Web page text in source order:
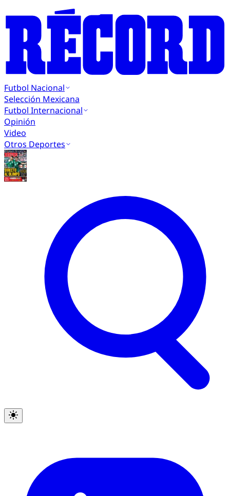
Futbol Nacional
Selección Mexicana
Futbol Internacional
Opinión
Video
Otros Deportes